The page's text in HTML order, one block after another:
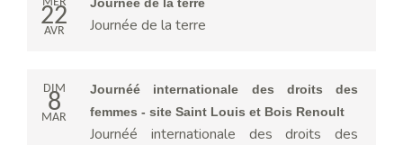
22
AVR Journée de la terre
DIM
8
MAR
Journéé internationale des droits des
femmes - site Saint Louis et Bois Renoult
Journéé internationale des droits des